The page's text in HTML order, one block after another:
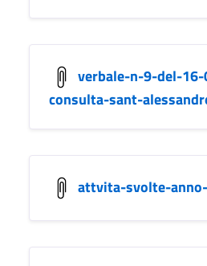
verbale-n-9-del-
consulta-sant-
attvita-svolte-